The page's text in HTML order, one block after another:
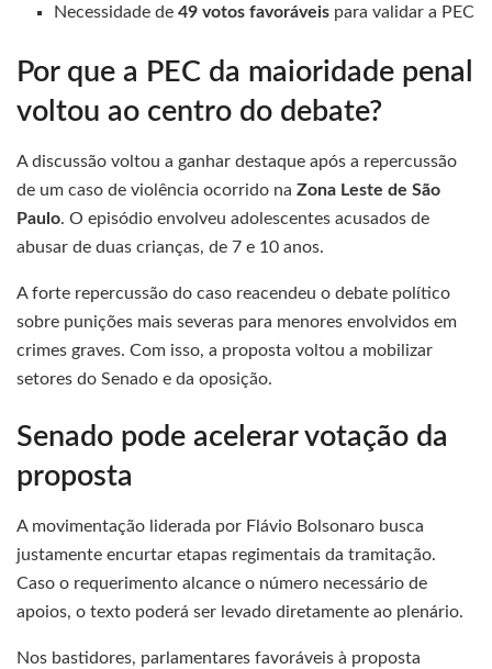
Necessidade de49 votos favoráveis para validar a PEC
Por que a PEC da maioridade penal
voltou ao centro do debate?
A discussão voltou a ganhar destaque após a repercussão
de um caso de violência ocorrido na Zona Leste de São
Paulo. O episódio envolveu adolescentes acusados de
abusar de duas crianças, de 7 e 10 anos.
A forte repercussão do caso reacendeu o debate político
sobre punições mais severas para menores envolvidos em
crimes graves. Com isso, a proposta voltou a mobilizar
setores do Senado e da oposição.
Senado pode acelerar votação da
proposta
A movimentação liderada por Flávio Bolsonaro busca
justamente encurtar etapas regimentais da tramitação.
Caso o requerimento alcance o número necessário de
apoios, o texto poderá ser levado diretamente ao plenário.
Nos bastidores, parlamentares favoráveis à proposta